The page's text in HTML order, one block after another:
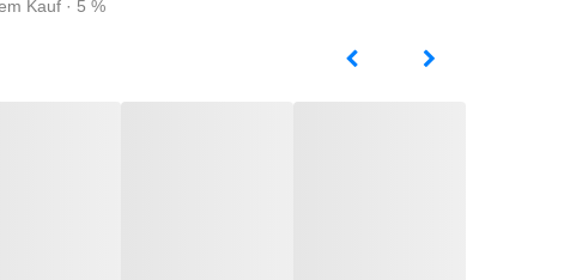
Kauf · 5 %